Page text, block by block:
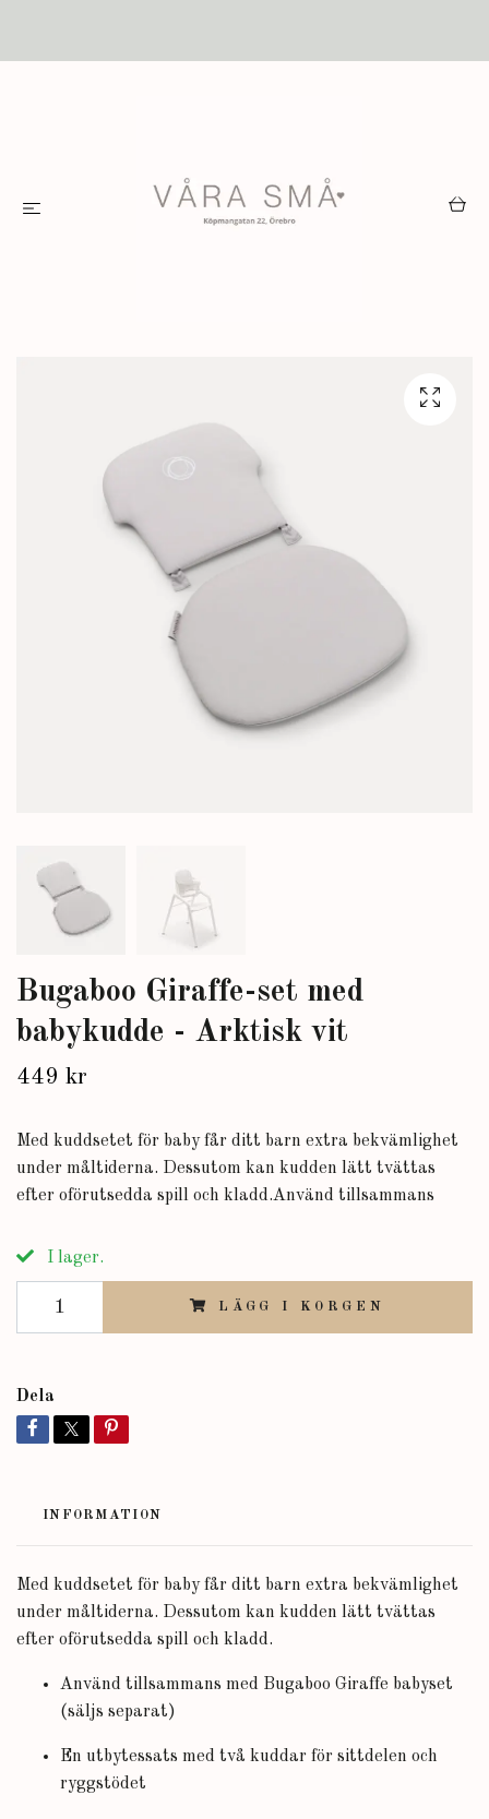
Bugaboo Giraffe-set med
babykudde - Arktisk vit
449 kr
Med kuddsetet för baby får ditt barn extra bekvämlighet
under måltiderna. Dessutom kan kudden lätt tvättas
efter oförutsedda spill och kladd.Använd tillsammans
I lager.
LÄGG I KORGEN
Dela
INFORMATION
Med kuddsetet för baby får ditt barn extra bekvämlighet
under måltiderna. Dessutom kan kudden lätt tvättas
efter oförutsedda spill och kladd.
Använd tillsammans med Bugaboo Giraffe babyset
(säljs separat)
En utbytessats med två kuddar för sittdelen och
ryggstödet